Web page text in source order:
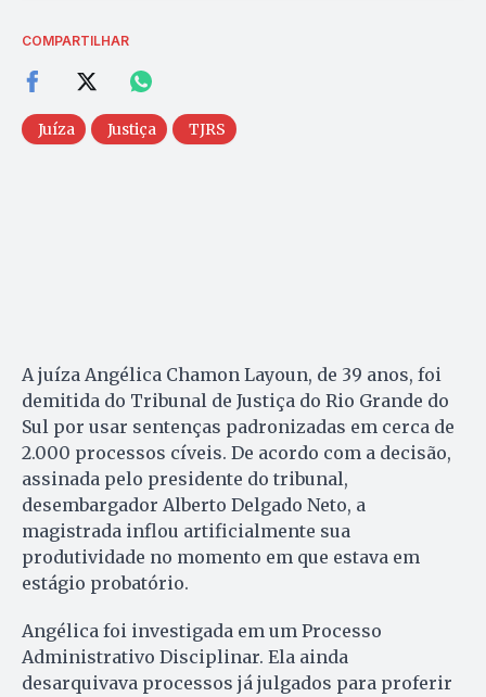
COMPARTILHAR
Juíza Justiça TJRS
A juíza Angélica Chamon Layoun, de 39 anos, foi
demitida do Tribunal de Justiça do Rio Grande do
Sul por usar sentenças padronizadas em cerca de
2.000 processos cíveis. De acordo com a decisão,
assinada pelo presidente do tribunal,
desembargador Alberto Delgado Neto, a
magistrada inflou artificialmente sua
produtividade no momento em que estava em
estágio probatório.
Angélica foi investigada em um Processo
Administrativo Disciplinar. Ela ainda
desarquivava processos já julgados para proferir